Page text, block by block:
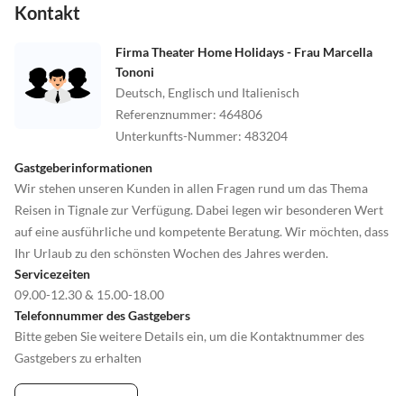
Kontakt
Firma Theater Home Holidays - Frau Marcella
Tononi
Deutsch, Englisch und Italienisch
Referenznummer: 464806
Unterkunfts-Nummer: 483204
Gastgeberinformationen
Wir stehen unseren Kunden in allen Fragen rund um das Thema
Reisen in Tignale zur Verfügung. Dabei legen wir besonderen Wert
auf eine ausführliche und kompetente Beratung. Wir möchten, dass
Ihr Urlaub zu den schönsten Wochen des Jahres werden.
Servicezeiten
09.00-12.30 & 15.00-18.00
Telefonnummer des Gastgebers
Bitte geben Sie weitere Details ein, um die Kontaktnummer des
Gastgebers zu erhalten